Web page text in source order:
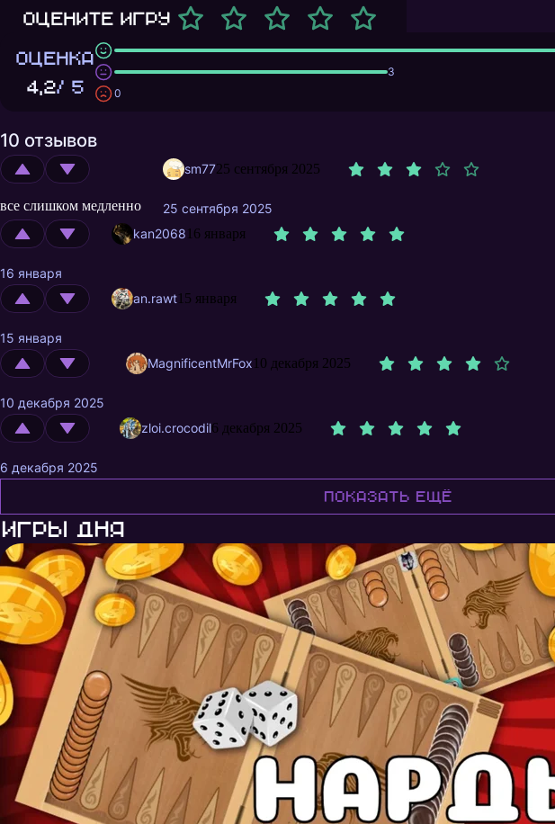
Оцените игру
ОЦЕНКА
4,2/ 5
3
0
10 отзывов
sm7725 сентября 2025
все слишком медленно
25 сентября 2025
kan2068 16 января
16 января
an.rawt15 января
15 января
MagnificentMrFox 10 декабря 2025
10 декабря 2025
zloi.crocodil6 декабря 2025
6 декабря 2025
Показать ещё
Игры дня